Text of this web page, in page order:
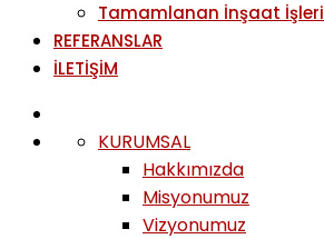
Tamamlanan İnşaat İşleri
REFERANSLAR
İLETİŞİM
KURUMSAL
Hakkımızda
Misyonumuz
Vizyonumuz